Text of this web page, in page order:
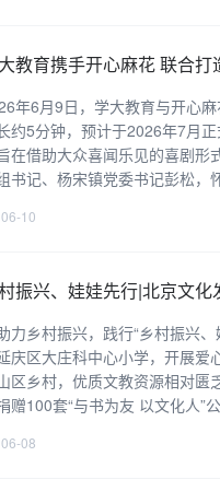
教育携手开心麻花 联合打
年6月9日，学大教育与开心
约5分钟，预计于2026年7月
在借助大众喜闻乐见的喜剧
书记、杨宋镇党委书记彭松，
06-10
振兴、娃娃先行|北京文
力乡村振兴，践行“乡村振兴
庆区大庄科中心小学，开展爱
区乡村，优质文教资源相对匮
赠100套“与书为友 以文化人”
06-08